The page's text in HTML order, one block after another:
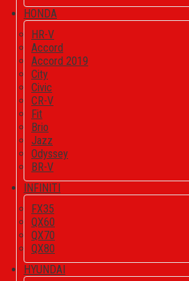
HONDA
HR-V
Accord
Accord 2019
City
Civic
CR-V
Fit
Brio
Jazz
Odyssey
BR-V
INFINITI
FX35
QX60
QX70
QX80
HYUNDAI